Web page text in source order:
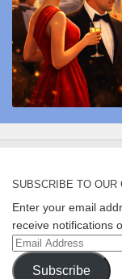
SUBSCRIBE TO
Enter your email
receive notifications
Email
Address
Subscribe